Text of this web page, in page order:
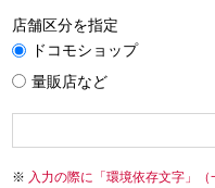
店舗区分を指定
ドコモショップ
量販店など
入力の際に「環境依存文字」